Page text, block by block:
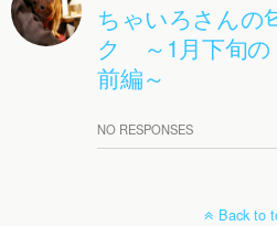
ちゃいろさんの
ク ～1月下旬の
前編～
NO RESPONSES
Back to